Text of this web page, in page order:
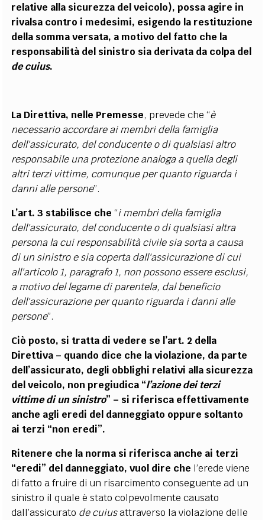
relative alla sicurezza del veicolo), possa agire in
rivalsa contro i medesimi, esigendo la restituzione
della somma versata, a motivo del fatto che la
responsabilità del sinistro sia derivata da colpa del
de cuius.
La Direttiva, nelle Premesse, prevede che “è
necessario accordare ai membri della famiglia
dell'assicurato, del conducente o di qualsiasi altro
responsabile una protezione analoga a quella degli
altri terzi vittime, comunque per quanto riguarda i
danni alle persone”.
L’art. 3 stabilisce che “i membri della famiglia
dell'assicurato, del conducente o di qualsiasi altra
persona la cui responsabilità civile sia sorta a causa
di un sinistro e sia coperta dall'assicurazione di cui
all'articolo 1, paragrafo 1, non possono essere esclusi,
a motivo del legame di parentela, dal beneficio
dell'assicurazione per quanto riguarda i danni alle
persone”.
Ciò posto, si tratta di vedere se l’art. 2 della
Direttiva – quando dice che la violazione, da parte
dell’assicurato, degli obblighi relativi alla sicurezza
del veicolo, non pregiudica “l’azione dei terzi
vittime di un sinistro” – si riferisca effettivamente
anche agli eredi del danneggiato oppure soltanto
ai terzi “non eredi”.
Ritenere che la norma si riferisca anche ai terzi
“eredi” del danneggiato, vuol dire che l’erede viene
di fatto a fruire di un risarcimento conseguente ad un
sinistro il quale è stato colpevolmente causato
dall’assicurato de cuiusattraverso la violazione delle